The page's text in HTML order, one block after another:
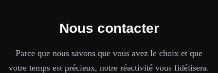
Nous contacter
Parce que nous savons que vous avez le choix et que
votre temps est précieux, notre réactivité vous fidélisera.